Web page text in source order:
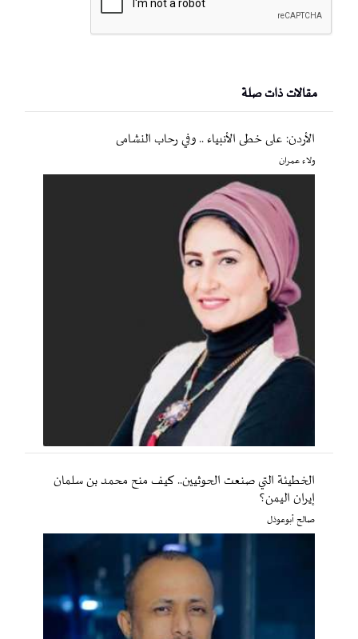
مقالات ذات صلة
الأردن: على خطى الأنبياء .. وفي رحاب النشامى
ولاء عمران
الخطيئة التي صنعت الحوثيين.. كيف منح محمد بن سلمان
إيران اليمن؟
صالح أبوعوذل